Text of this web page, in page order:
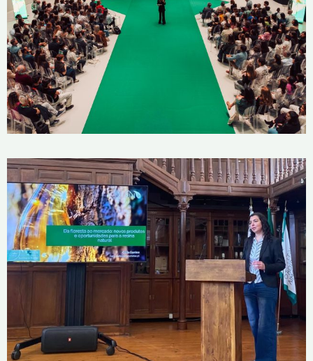
IN.RESIN — Natural Resin Innovation
8 de Maio, 2026
Seminário «Resina: redescoberta de
um recurso florestal»
16 de Abril, 2026